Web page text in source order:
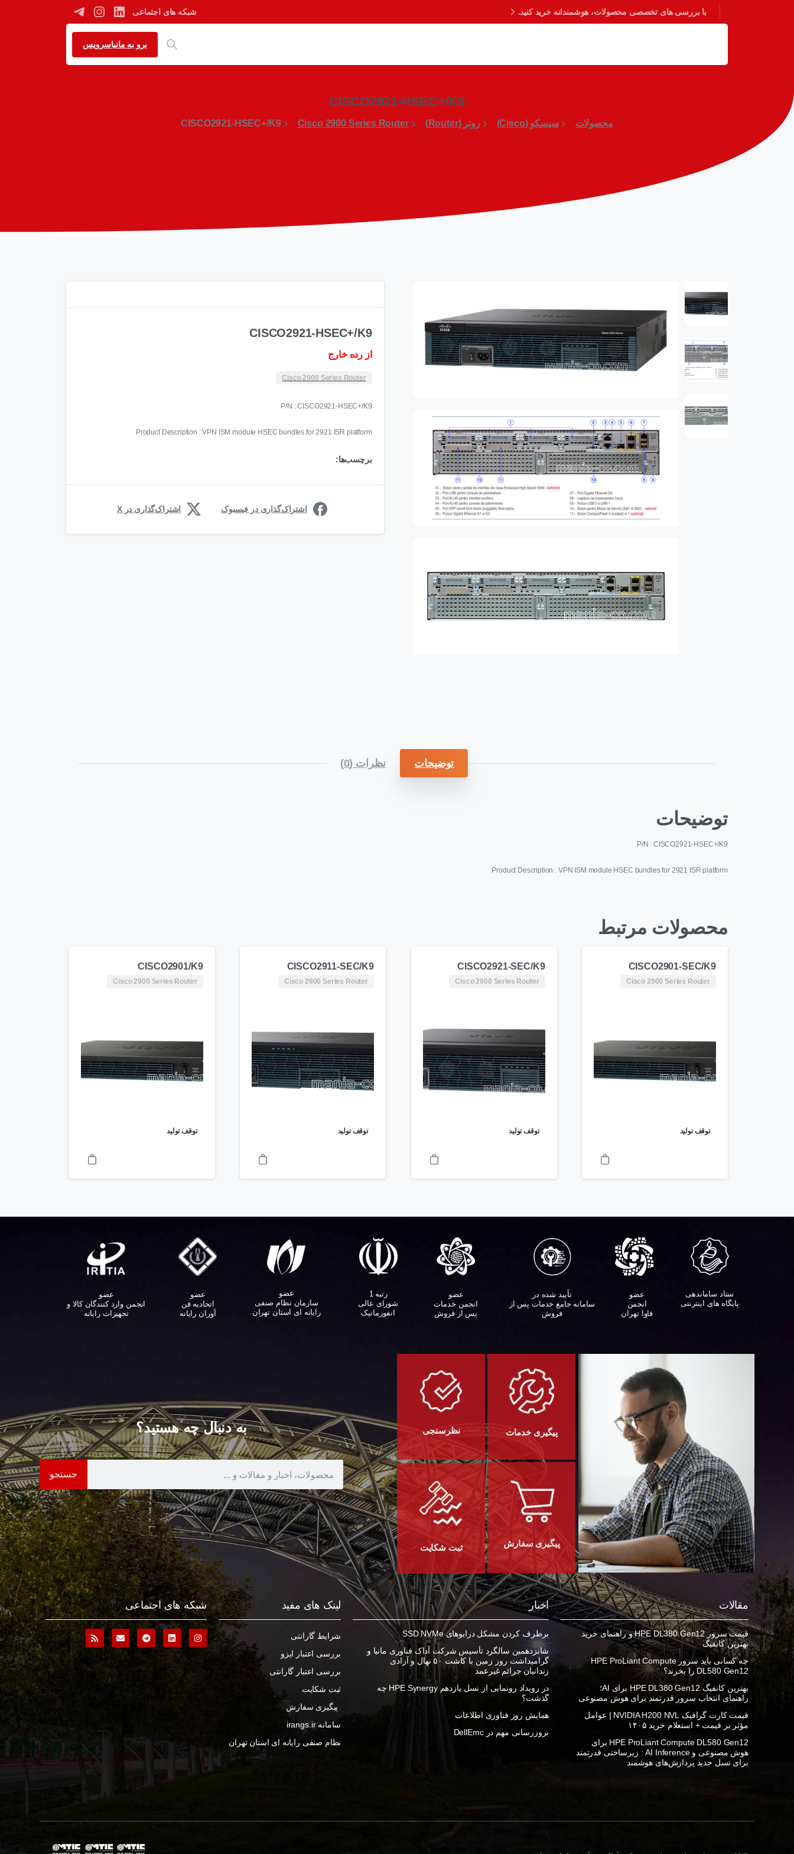
با بررسی های تخصصی محصولات، هوشمندانه خرید کنید. شبکه های اجتماعی
برو به مانیاسرویس
CISCO2921-HSEC+/K9
محصولات سیسکو (Cisco) روتر (Router) Cisco 2900 Series Router
CISCO2921-HSEC+/K9
CISCO2921-HSEC+/K9
از رده خارج
Cisco 2900 Series Router
P/N : CISCO2921-HSEC+/K9
Product Description : VPN ISM module HSEC bundles for 2921 ISR platform
برچسب‌ها:
اشتراک‌گذاری در فیسبوک اشتراک‌گذاری در X
توضیحات نظرات (0)
توضیحات
P/N : CISCO2921-HSEC+/K9
Product Description : VPN ISM module HSEC bundles for 2921 ISR platform
محصولات مرتبط
CISCO2901-SEC/K9
Cisco 2900 Series Router
توقف تولید
CISCO2921-SEC/K9
Cisco 2900 Series Router
توقف تولید
CISCO2911-SEC/K9
Cisco 2900 Series Router
توقف تولید
CISCO2901/K9
Cisco 2900 Series Router
توقف تولید
ستاد ساماندهی
پایگاه های اینترنتی
عضو
انجمن
فاوا تهران
تأیید شده در
سامانه جامع خدمات پس از
فروش
عضو
انجمن خدمات
پس از فروش
رتبه 1
شورای عالی
انفورماتیک
عضو
سازمان نظام صنفی
رایانه ای استان تهران
عضو
اتحادیه فن
آوران رایانه
عضو
انجمن وارد کنندگان کالا و
تجهیزات رایانه‌
پیگیری خدمات نظرسنجی
پیگیری سفارش ثبت شکایت
به دنبال چه هستید؟
جستجو
مقالات
قیمت سرور HPE DL380 Gen12 و راهنمای خرید
بهترین کانفیگ
چه کسانی باید سرور HPE ProLiant Compute
DL580 Gen12 را بخرند؟
بهترین کانفیگ HPE DL380 Gen12 برای AI؛
راهنمای انتخاب سرور قدرتمند برای هوش مصنوعی
قیمت کارت گرافیک NVIDIA H200 NVL | عوامل
مؤثر بر قیمت + استعلام خرید ۱۴۰۵
HPE ProLiant Compute DL580 Gen12 برای
هوش مصنوعی و AI Inference : زیرساختی قدرتمند
برای نسل جدید پردازش‌های هوشمند
اخبار
برطرف کردن مشکل درایوهای SSD NVMe
شانزدهمین سالگرد تأسیس شرکت آداک فناوری مانیا و
گرامیداشت روز زمین با کاشت ۵۰ نهال و آزادی
زندانیان جرائم غیرعمد
در رویداد رونمایی از نسل یازدهم HPE Synergy چه
گذشت؟
همایش روز فناوری اطلاعات
بروزرسانی مهم در DellEmc
لینک های مفید
شرایط گارانتی
بررسی اعتبار ایزو
بررسی اعتبار گارانتی
ثبت شکایت
پیگیری سفارش
سامانه irangs.ir
نظام صنفی رایانه ای استان تهران
شبکه های اجتماعی